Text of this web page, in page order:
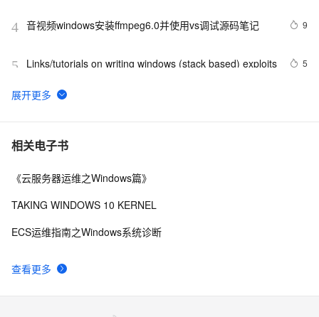
4 音视频windows安装ffmpeg6.0并使用vs调试源码笔记 9
5 Links/tutorials on writing windows (stack based) exploits 5
6
windows解决SpringBoot启动时：APPLICATION
7 腾讯START云游戏开启不限量测试，支持MacOS和
8 《101 Windows Phone 7 Apps》读书笔记-
FlipView
相关电子书
查看更多
《云服务器运维之Windows篇》
TAKING WINDOWS 10 KERNEL
ECS运维指南之Windows系统诊断